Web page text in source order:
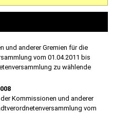
und anderer Gremien für die
vom 01.04.2011 bis
zu wählende
Kommissionen und anderer
vom